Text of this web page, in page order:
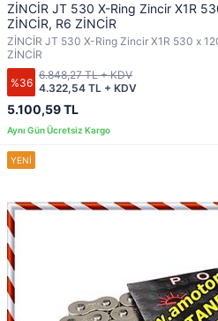
ZİNCİR JT 530 X-Ring Zincir X1R
ZİNCİR, R6 ZİNCİR
ZİNCİR JT 530 X-Ring Zincir X1R 530 x
ZİNCİR
%36
5.100,59 TL
4.322,54 TL + KDV
6.848,27 TL + KDV